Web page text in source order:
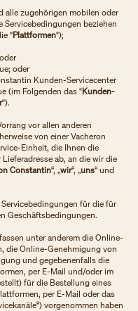
alle zugehörigen mobilen oder
beziehen
"Plattformen");
oder
Kunden-Servicecenter
(im Folgenden das "Kunden-
").
vor allen anderen
von einer Vacheron
Einheit, die Ihnen die
ab, an die wir die
Constantin“, „wir“, „uns“ und
für die für
Geschäftsbedingungen.
unter anderem die Online-
die Online-Genehmigung von
und gegebenenfalls die
per E-Mail und/oder im
für die Bestellung eines
per E-Mail oder das
vorgenommen haben